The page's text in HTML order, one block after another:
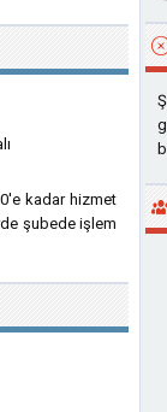
kadar hizmet
şubede işlem